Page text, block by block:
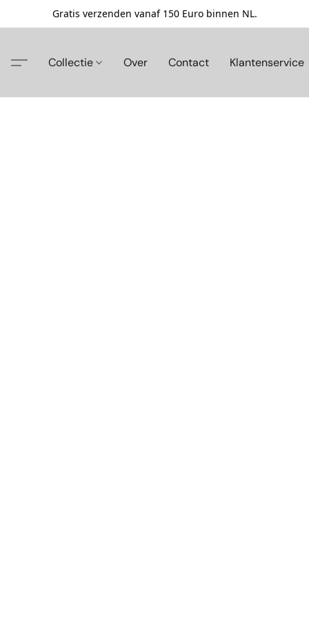
Gratis verzenden vanaf 150 Euro binnen NL.
Collectie Over Contact Klantenservice